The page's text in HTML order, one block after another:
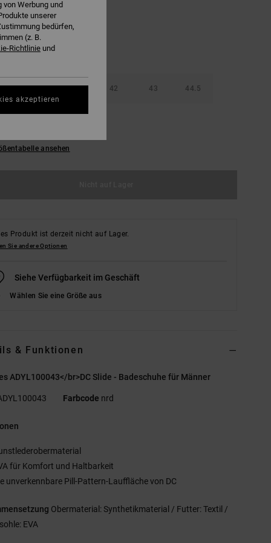
39 40.5 42 43 44.5
ansehen
Produkt ist derzeit nicht auf Lager.
Sie andere Optionen
Siehe Verfügbarkeit im Geschäft
Wählen Sie eine Größe aus
& Funktionen
ADYL100043</br>DC Slide - Badeschuhe für Männer
Farbcode nrd
für Komfort und Haltbarkeit
unverkennbare Pill-Pattern-Lauffläche von DC
Obermaterial: Synthetikmaterial / Futter: Textil /
EVA
Werbung und
unserer
bedürfen,
(z. B.
Richtlinie und
akzeptieren